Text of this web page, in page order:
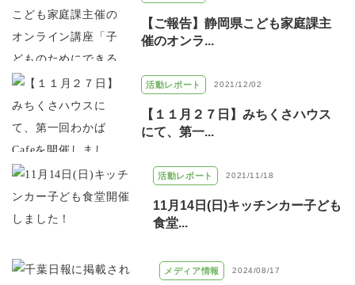
【ご報告】静岡県こども家庭課主
催のオンラ...
活動レポート 2021/12/02
【１１月２７日】みちくさハウス
にて、第一...
活動レポート 2021/11/18
11月14日(日)キッチンカー子ども
食堂...
メディア情報 2024/08/17